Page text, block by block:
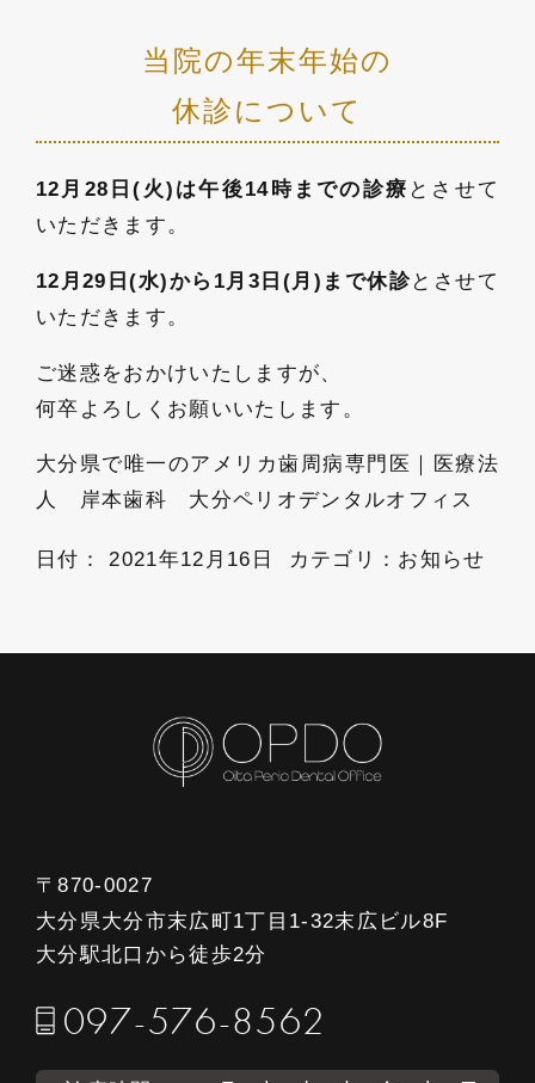
当院の年末年始の
休診について
12月28日(火)は午後14時までの診療 とさせて
いただきます。
12月29日(水)から1月3日(月)まで休診とさせて
いただきます。
ご迷惑をおかけいたしますが、
何卒よろしくお願いいたします。
大分県で唯一のアメリカ歯周病専門医｜医療法
人 岸本歯科 大分ペリオデンタルオフィス
日付：2021年12月16日 カテゴリ： お知らせ
〒870-0027
大分県大分市末広町1丁目1-32末広ビル8F
大分駅北口から徒歩2分
097-576-8562